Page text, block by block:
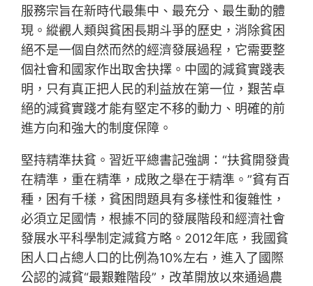
服務宗旨在新時代最集中、最充分、最生動的體
現。縱觀人類與貧困長期斗爭的歷史，消除貧困
絕不是一個自然而然的經濟發展過程，它需要整
個社會和國家作出取舍抉擇。中國的減貧實踐表
明，只有真正把人民的利益放在第一位，艱苦卓
絕的減貧實踐才能有堅定不移的動力、明確的前
進方向和強大的制度保障。
堅持精準扶貧。習近平總書記強調：“扶貧開發貴
在精準，重在精準，成敗之舉在于精準。”貧有百
種，困有千樣，貧困問題具有多樣性和復雜性，
必須立足國情，根據不同的發展階段和經濟社會
發展水平科學制定減貧方略。2012年底，我國貧
困人口占總人口的比例為10%左右，進入了國際
公認的減貧“最艱難階段”，改革開放以來通過農